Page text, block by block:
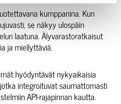
kumppanina. Kun
se näkyy ulospäin
laatuna. Älyvarastoratkaisut
ja miellyttäviä.
hyödyntävät nykyaikaisia
integroituvat saumattomasti
API-rajapinnan kautta.